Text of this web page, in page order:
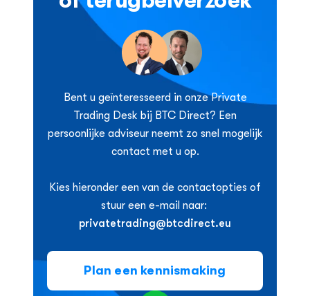
Bent u geïnteresseerd in onze Private
Trading Desk bij BTC Direct? Een
persoonlijke adviseur neemt zo snel mogelijk
contact met u op.
Kies hieronder een van de contactopties of
stuur een e-mail naar:
privatetrading@btcdirect.eu
Plan een kennismaking